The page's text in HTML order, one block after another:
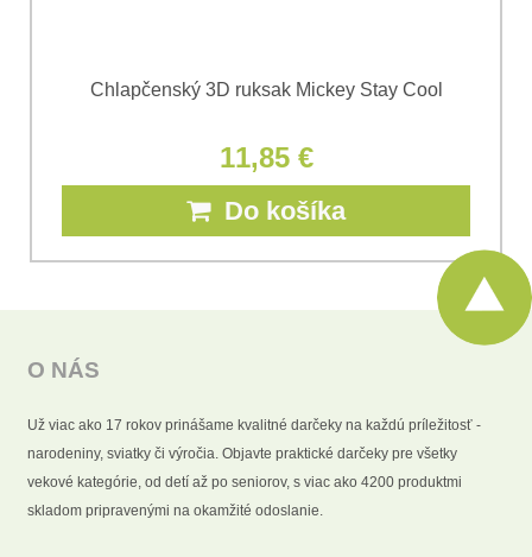
Chlapčenský 3D ruksak Mickey Stay Cool
11,85 €
Do košíka
O NÁS
Už viac ako 17 rokov prinášame kvalitné darčeky na každú príležitosť -
narodeniny, sviatky či výročia. Objavte praktické darčeky pre všetky
vekové kategórie, od detí až po seniorov, s viac ako 4200 produktmi
skladom pripravenými na okamžité odoslanie.